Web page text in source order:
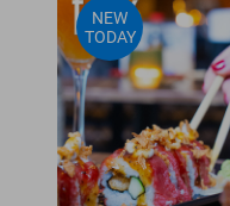
NEW
TODAY